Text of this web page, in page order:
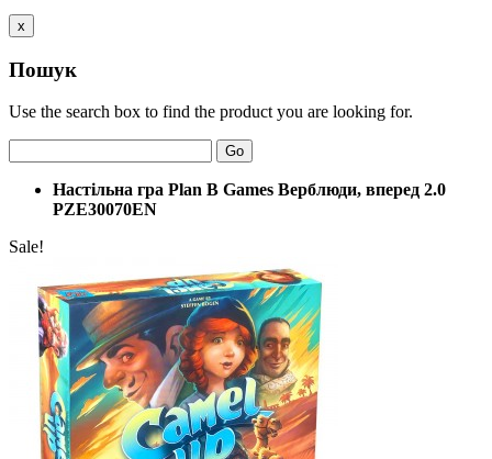
x
Пошук
Use the search box to find the product you are looking for.
Go
Настільна гра Plan B Games Верблюди, вперед 2.0
PZE30070EN
Sale!